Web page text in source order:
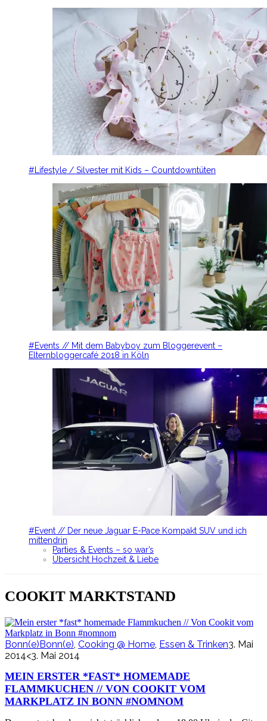
#Lifestyle / Silvester mit Kids – Countdowntüten
#Events // Mit dem Babyboy zum Bloggerevent –
Elternbloggercafé 2018 in Köln
#Event // Der neue Jaguar E-Pace Kompakt SUV und ich
mittendrin
Parties & Events – so war’s
Übersicht Hochzeit & Liebe
COOKIT MARKTSTAND
Bonn(e)Bonn(e), Cooking @ Home, Essen & Trinken3. Mai
2014<3. Mai 2014
MEIN ERSTER *FAST* HOMEMADE
FLAMMKUCHEN // VON COOKIT VOM
MARKPLATZ IN BONN #NOMNOM